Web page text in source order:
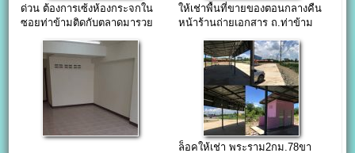
ด่วน ต้องการเซ้งห้องกระจกใน
ซอยท่าข้ามติดกับตลาดมารวย
ให้เช่าพื้นที่ขายของตอนกลางคืน
หน้าร้านถ่ายเอกสาร ถ.ท่าข้าม
ล็อคให้เช่า พระราม2กม.78ขา